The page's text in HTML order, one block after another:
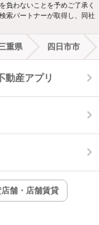
面台
ス
ロック
ーネット無料
負わないことを予めご了承く
索パートナーが取得し、同社
重県 四日市市
動産アプリ
舗・店舗賃貸